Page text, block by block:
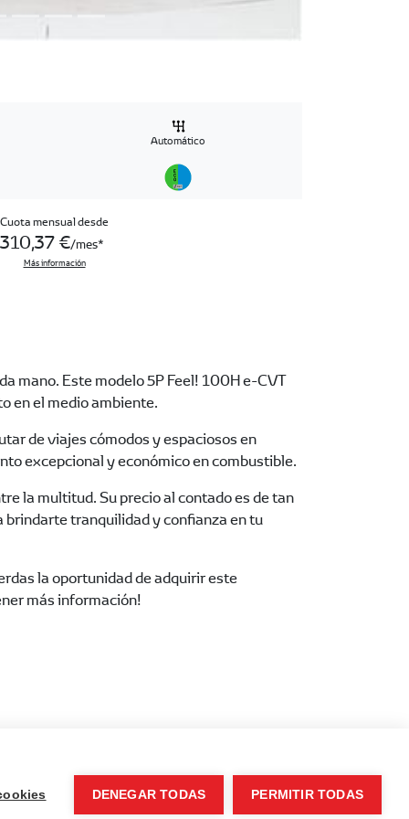
Automático
Cuota mensual desde
310,37 €/mes
Más información
mano. Este modelo 5P Feel! 100H e-CVT
en el medio ambiente.
de viajes cómodos y espaciosos en
excepcional y económico en combustible.
la multitud. Su precio al contado es de tan
brindarte tranquilidad y confianza en tu
la oportunidad de adquirir este
más información!
DENEGAR TODAS PERMITIR TODAS